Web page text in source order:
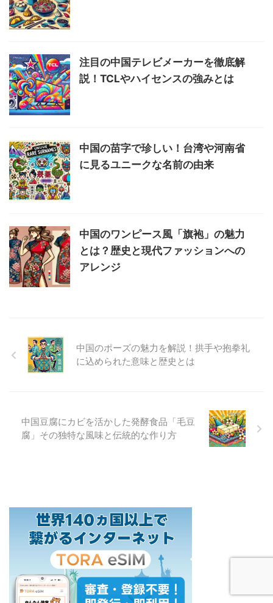
注目の中国テレビメーカーを徹底解
説！TCLやハイセンスの強みとは
中国の苗字で珍しい！台湾や河南省
に見るユニークな名前の由来
中国のワンピース風「旗袍」の魅力
とは？歴史と現代ファッションへの
アレンジ
中国のポーズの魅力を解説！拱手や抱拳礼
に込められた意味と歴史とは
中国豆腐にカビを活かした発酵食品「毛豆
腐」その独特な風味と伝統的な作り方